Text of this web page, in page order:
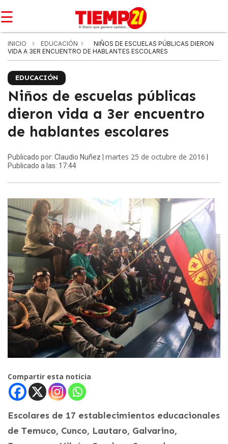
☰
INICIO EDUCACIÓN
NIÑOS DE ESCUELAS PÚBLICAS DIERON
VIDA A 3ER ENCUENTRO DE HABLANTES ESCOLARES
EDUCACIÓN
Niños de escuelas públicas
dieron vida a 3er encuentro
de hablantes escolares
Publicado por: Claudio Nuñez | martes 25 de octubre de 2016
Publicado a las: 17:44
Compartir esta noticia
Escolares de 17 establecimientos educacionales
de Temuco, Cunco, Lautaro, Galvarino,